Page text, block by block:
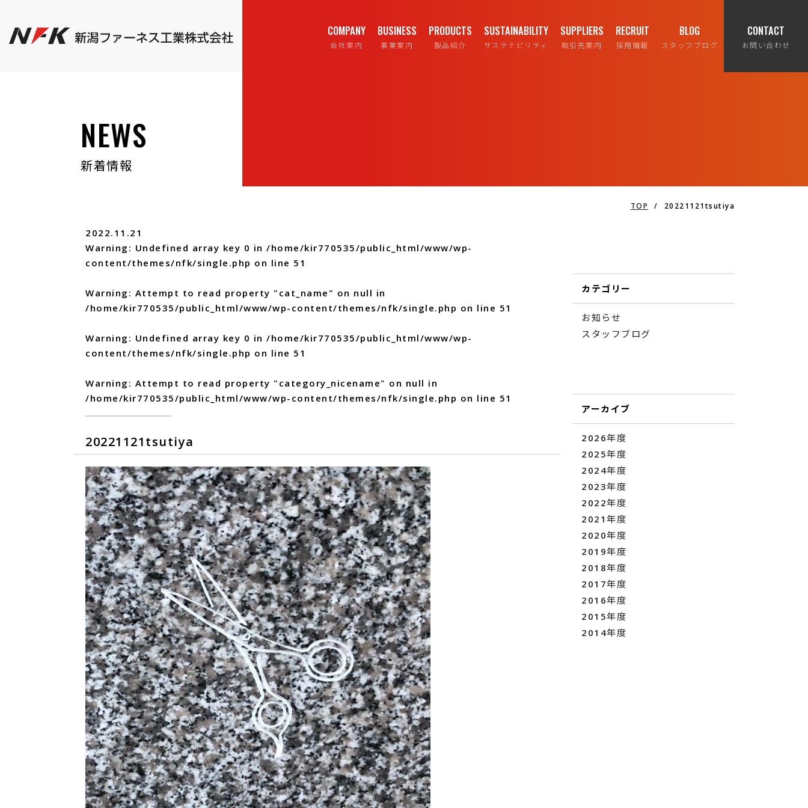
COMPANY
会社案内
BUSINESS
事業案内
PRODUCTS
製品紹介
SUSTAINABILITY
サステナビリティ
SUPPLIERS
取引先案内
RECRUIT
採用情報
BLOG
スタッフブログ
CONTACT
お問い合わせ
NEWS
新着情報
TOP / 20221121tsutiya
2022.11.21
Warning : Undefined array key 0 in /home/kir770535/public_html/www/wp-
content/themes/nfk/single.php on line 51
Warning : Attempt to read property "cat_name" on null in
/home/kir770535/public_html/www/wp-content/themes/nfk/single.php on line 51
Warning : Undefined array key 0 in /home/kir770535/public_html/www/wp-
content/themes/nfk/single.php on line 51
Warning : Attempt to read property "category_nicename" on null in
/home/kir770535/public_html/www/wp-content/themes/nfk/single.php on line 51
20221121tsutiya
カテゴリー
お知らせ
スタッフブログ
アーカイブ
2026年度
2025年度
2024年度
2023年度
2022年度
2021年度
2020年度
2019年度
2018年度
2017年度
2016年度
2015年度
2014年度